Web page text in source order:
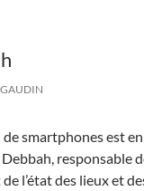
smartphones est
responsable
l’état des lieux et